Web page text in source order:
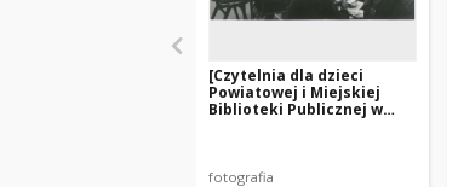
[Czytelnia dla dzieci
Powiatowej i Miejskiej
Biblioteki Publicznej w
fotografia